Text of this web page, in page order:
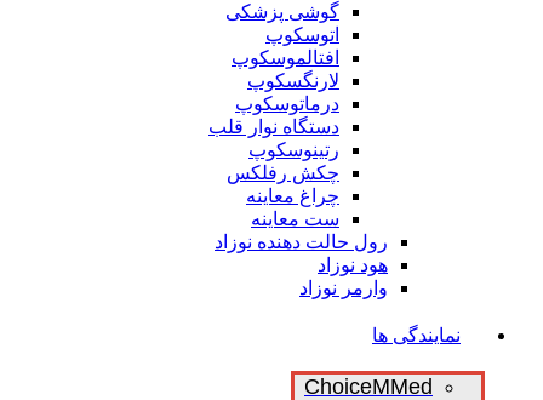
گوشی پزشکی
اتوسکوپ
افتالموسکوپ
لارنگسکوپ
درماتوسکوپ
دستگاه نوار قلب
رتینوسکوپ
چکش رفلکس
چراغ معاینه
ست معاینه
رول حالت دهنده نوزاد
هود نوزاد
وارمر نوزاد
نمایندگی ها
ChoiceMMed